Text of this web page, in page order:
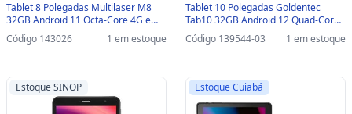
Tablet 8 Polegadas Multilaser M8
32GB Android 11 Octa-Core 4G e
Wi-Fi Preto - NB365 - NB365
Código 143026 1 em estoque
Tablet 10 Polegadas Goldentec
Tab10 32GB Android 12 Quad-Core
3G e Wi-Fi Preto - 51020-SINOP-03 -
51020
Código 139544-03 1 em estoque
Estoque SINOP Estoque Cuiabá